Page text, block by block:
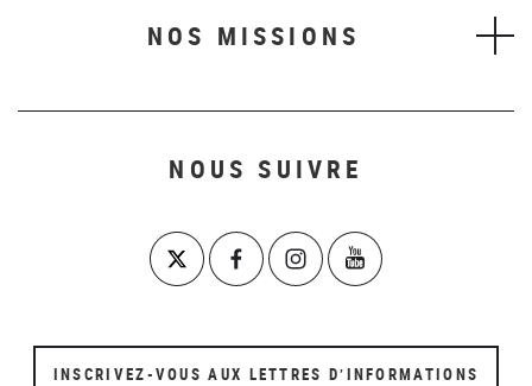
NOS MISSIONS
NOUS SUIVRE
INSCRIVEZ-VOUS AUX LETTRES D’INFORMATIONS